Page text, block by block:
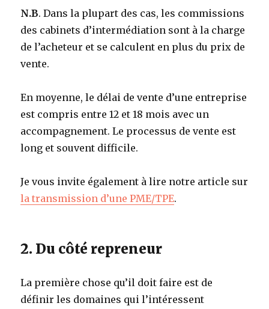
N.B. Dans la plupart des cas, les commissions
des cabinets d’intermédiation sont à la charge
de l’acheteur et se calculent en plus du prix de
vente.
En moyenne, le délai de vente d’une entreprise
est compris entre 12 et 18 mois avec un
accompagnement. Le processus de vente est
long et souvent difficile.
Je vous invite également à lire notre article sur
la transmission d’une PME/TPE.
2. Du côté repreneur
La première chose qu’il doit faire est de
définir les domaines qui l’intéressent